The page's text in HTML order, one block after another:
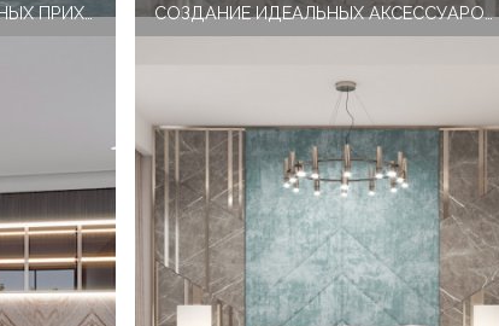
ИДЕИ МЕБЕЛИ ДЛЯ РОСКОШНЫХ ПРИХОЖИХ СОЗДАНИЕ ИДЕАЛЬНЫХ АКСЕССУАРОВ ДЛЯ РОСКОШНОГО ДИЗАЙНА ИНТЕРЬЕРА СПАЛЬНИ